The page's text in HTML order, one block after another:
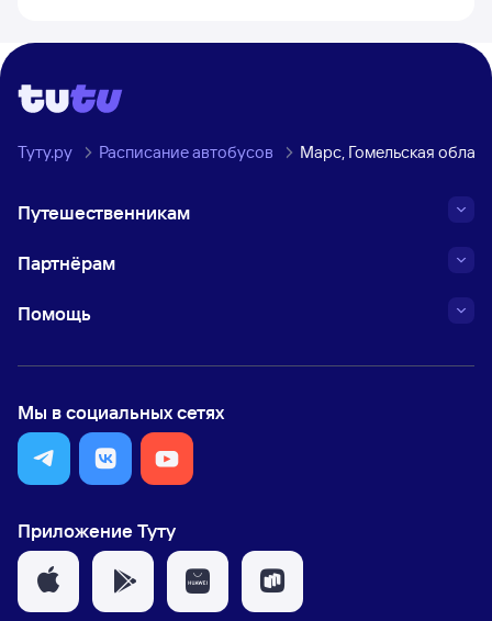
Туту.ру Расписание автобусов Марс, Гомельская
Путешественникам
Партнёрам
Помощь
Мы в социальных сетях
Приложение Туту